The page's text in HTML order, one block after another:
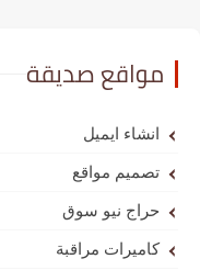
مواقع صديقة
انشاء ايميل
تصميم مواقع
حراج نيو سوق
كاميرات مراقبة